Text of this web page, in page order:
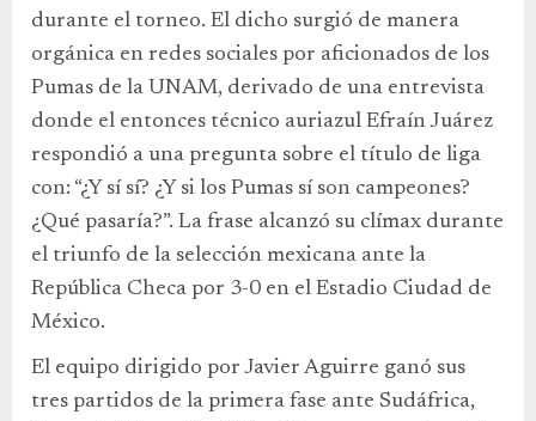
durante el torneo. El dicho surgió de manera
orgánica en redes sociales por aficionados de los
Pumas de la UNAM, derivado de una entrevista
donde el entonces técnico auriazul Efraín Juárez
respondió a una pregunta sobre el título de liga
con: “¿Y sí sí? ¿Y si los Pumas sí son campeones?
¿Qué pasaría?”. La frase alcanzó su clímax durante
el triunfo de la selección mexicana ante la
República Checa por 3-0 en el Estadio Ciudad de
México.
El equipo dirigido por Javier Aguirre ganó sus
tres partidos de la primera fase ante Sudáfrica,